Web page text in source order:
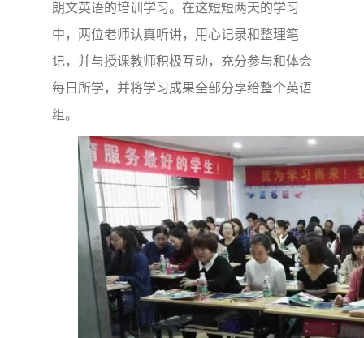
朗文英语的培训学习。在这短短两天的学习
中，两位老师认真听讲，用心记录和整理笔
记，并与授课教师积极互动，充分参与和体会
每日所学，并将学习成果全部分享给整个英语
组。